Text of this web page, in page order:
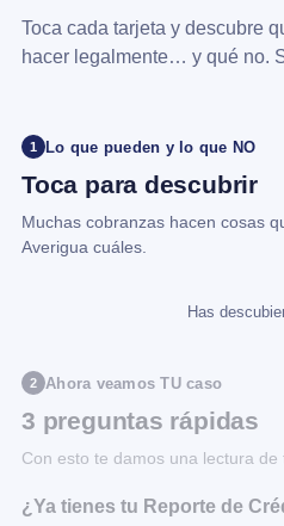
Toca cada tarjeta y descubre
hacer legalmente… y qué no.
1 Lo que pueden y lo que NO
Toca para descubrir
Muchas cobranzas hacen cosas
Averigua cuáles.
Has
2 Ahora veamos TU caso
3 preguntas rápidas
Con esto te damos una lectura de
¿Ya tienes tu Reporte de